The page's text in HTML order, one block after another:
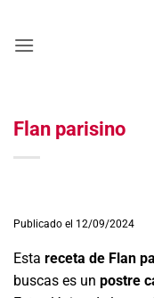
contenido
Flan parisino
Publicado el 12/09/2024
Esta receta de Flan
buscas es un postre